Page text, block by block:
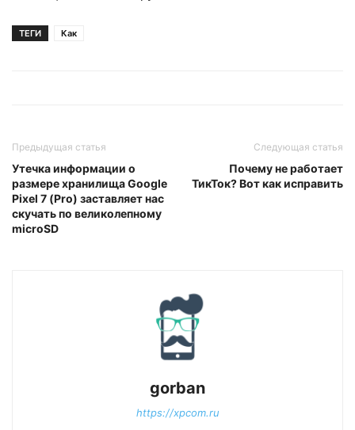
ТЕГИ Как
Предыдущая статья
Утечка информации о
размере хранилища Google
Pixel 7 (Pro) заставляет нас
скучать по великолепному
microSD
Следующая статья
Почему не работает
ТикТок? Вот как исправить
gorban
https://xpcom.ru